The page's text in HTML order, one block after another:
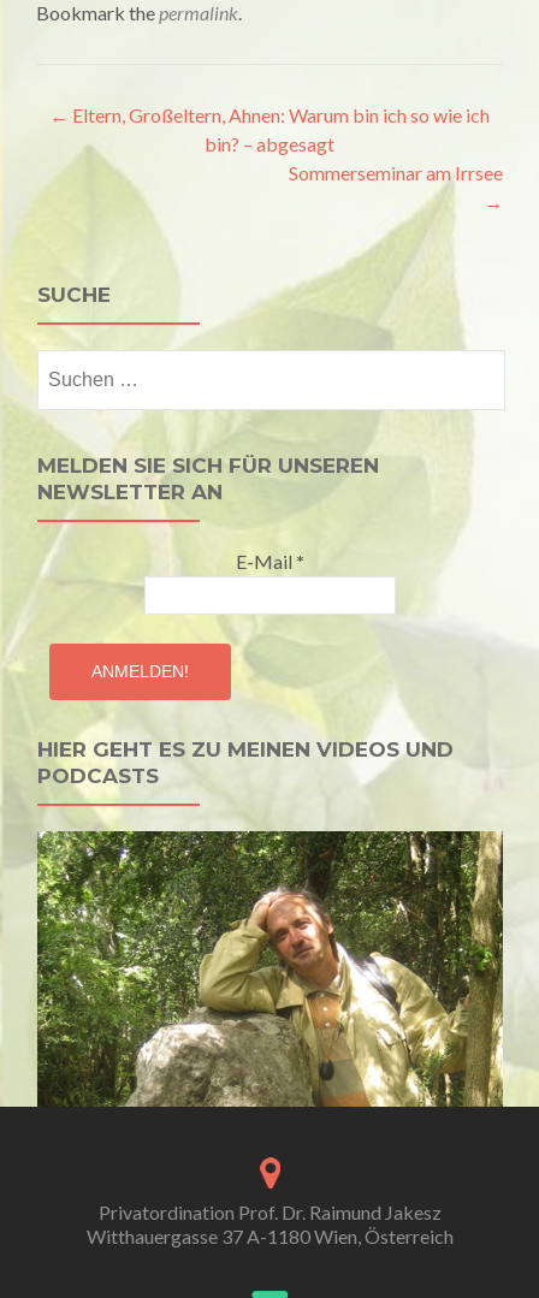
Bookmark thepermalink.
Artikel-
Navigation
← Eltern, Großeltern, Ahnen: Warum bin ich so wie ich
bin? – abgesagt
Sommerseminar am Irrsee
→
SUCHE
nach:
MELDEN SIE SICH FÜR UNSEREN
NEWSLETTER AN
E-Mail *
HIER GEHT ES ZU MEINEN VIDEOS UND
PODCASTS
Privatordination Prof. Dr. Raimund Jakesz
Witthauergasse 37 A-1180 Wien, Österreich